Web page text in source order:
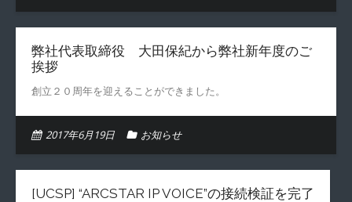
弊社代表取締役 大田保紀から弊社新年度のご
挨拶
創立２０周年を迎えることができました。
2017年6月19日 お知らせ
[UCSP] “ARCSTAR IP VOICE”の接続検証を完了